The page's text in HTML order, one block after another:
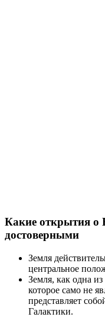
Какие открытия о
достоверными
Земля
центральное
Земля, как одна
которое само не
представляет
Галактики.